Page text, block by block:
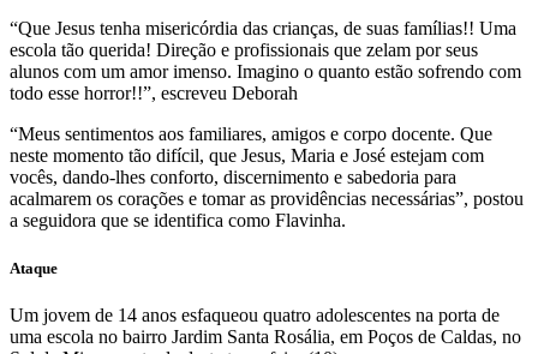
“Que Jesus tenha misericórdia das crianças, de suas famílias!! Uma
escola tão querida! Direção e profissionais que zelam por seus
alunos com um amor imenso. Imagino o quanto estão sofrendo com
todo esse horror!!”, escreveu Deborah
“Meus sentimentos aos familiares, amigos e corpo docente. Que
neste momento tão difícil, que Jesus, Maria e José estejam com
vocês, dando-lhes conforto, discernimento e sabedoria para
acalmarem os corações e tomar as providências necessárias”, postou
a seguidora que se identifica como Flavinha.
Ataque
Um jovem de 14 anos esfaqueou quatro adolescentes na porta de
uma escola no bairro Jardim Santa Rosália, em Poços de Caldas, no